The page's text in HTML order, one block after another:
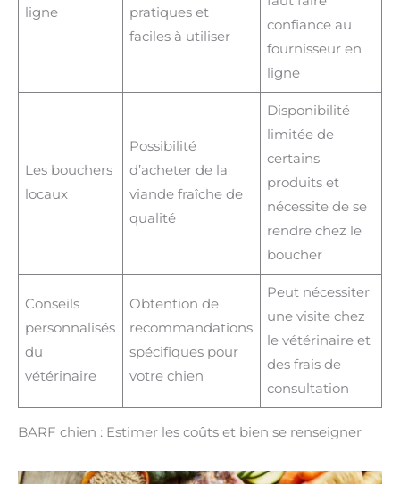
ligne
pratiques et
faciles à utiliser
confiance au
fournisseur en
ligne
Les bouchers
locaux
Possibilité
d’acheter de la
viande fraîche de
qualité
Disponibilité
limitée de
certains
produits et
nécessite de se
rendre chez le
boucher
Conseils
personnalisés
du
vétérinaire
Obtention de
recommandations
spécifiques pour
votre chien
Peut nécessiter
une visite chez
le vétérinaire et
des frais de
consultation
BARF chien : Estimer les coûts et bien se renseigner